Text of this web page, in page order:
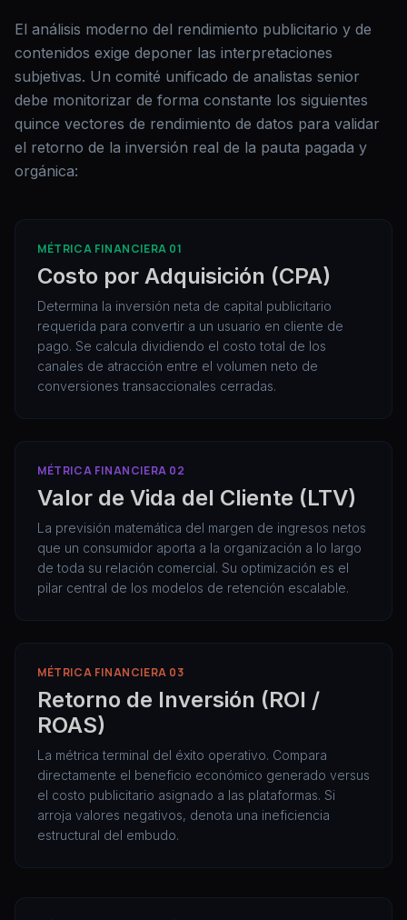
El análisis moderno del rendimiento publicitario y de
contenidos exige deponer las interpretaciones
subjetivas. Un comité unificado de analistas senior
debe monitorizar de forma constante los siguientes
quince vectores de rendimiento de datos para validar
el retorno de la inversión real de la pauta pagada y
orgánica:
MÉTRICA FINANCIERA 01
Costo por Adquisición (CPA)
Determina la inversión neta de capital publicitario
requerida para convertir a un usuario en cliente de
pago. Se calcula dividiendo el costo total de los
canales de atracción entre el volumen neto de
conversiones transaccionales cerradas.
MÉTRICA FINANCIERA 02
Valor de Vida del Cliente (LTV)
La previsión matemática del margen de ingresos netos
que un consumidor aporta a la organización a lo largo
de toda su relación comercial. Su optimización es el
pilar central de los modelos de retención escalable.
MÉTRICA FINANCIERA 03
Retorno de Inversión (ROI /
ROAS)
La métrica terminal del éxito operativo. Compara
directamente el beneficio económico generado versus
el costo publicitario asignado a las plataformas. Si
arroja valores negativos, denota una ineficiencia
estructural del embudo.